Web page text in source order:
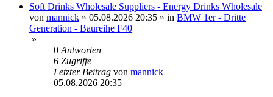
Soft Drinks Wholesale Suppliers - Energy Drinks Wholesale
von mannick » 05.08.2026 20:35 » in BMW 1er - Dritte
Generation - Baureihe F40
»
0 Antworten
6 Zugriffe
Letzter Beitrag von mannick
05.08.2026 20:35